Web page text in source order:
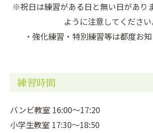
※祝日は練習がある日と無い日があり
ように注意してください
・強化練習・特別練習等は都度お知
練習時間
バンビ教室 16:00～17:20
小学生教室 17:30～18:50